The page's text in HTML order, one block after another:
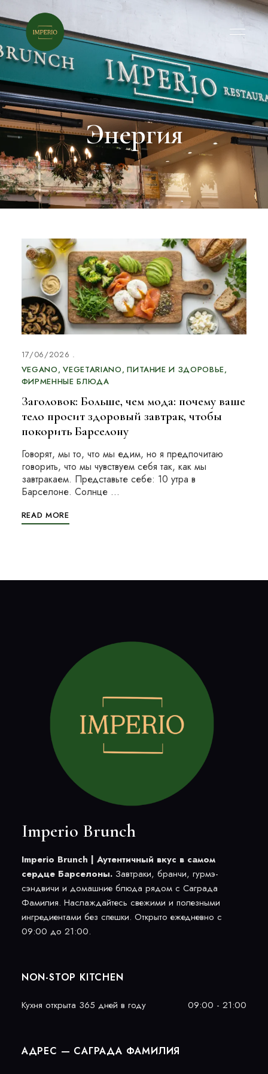
Энергия
17/06/2026
VEGANO VEGETARIANO ПИТАНИЕ И ЗДОРОВЬЕ
ФИРМЕННЫЕ БЛЮДА
Заголовок: Больше, чем мода: почему ваше
тело просит здоровый завтрак, чтобы
покорить Барселону
Говорят, мы то, что мы едим, но я предпочитаю
говорить, что мы чувствуем себя так, как мы
завтракаем. Представьте себе: 10 утра в
Барселоне. Солнце …
READ MORE
Imperio Brunch
Imperio Brunch | Аутентичный вкус в самом
сердце Барселоны. Завтраки, бранчи, гурмэ-
сэндвичи и домашние блюда рядом с Саграда
Фамилия. Наслаждайтесь свежими и полезными
ингредиентами без спешки. Открыто ежедневно с
09:00 до 21:00.
NON-STOP KITCHEN
Кухня открыта 365 дней в году 09:00 - 21:00
АДРЕС — САГРАДА ФАМИЛИЯ